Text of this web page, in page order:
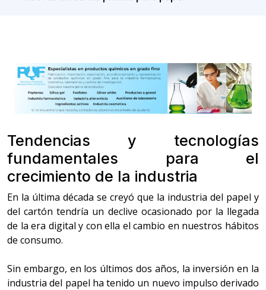
Tendencias y tecnologías
fundamentales para el
crecimiento de la industria
En la última década se creyó que la industria del papel y
del cartón tendría un declive ocasionado por la llegada
de la era digital y con ella el cambio en nuestros hábitos
de consumo.
Sin embargo, en los últimos dos años, la inversión en la
industria del papel ha tenido un nuevo impulso derivado